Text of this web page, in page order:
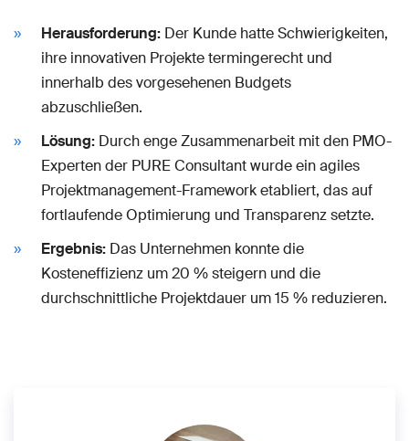
Herausforderung: Der Kunde hatte Schwierigkeiten,
ihre innovativen Projekte termingerecht und
innerhalb des vorgesehenen Budgets
abzuschließen.
Lösung: Durch enge Zusammenarbeit mit den PMO-
Experten der PURE Consultant wurde ein agiles
Projektmanagement-Framework etabliert, das auf
fortlaufende Optimierung und Transparenz setzte.
Ergebnis: Das Unternehmen konnte die
Kosteneffizienz um 20 % steigern und die
durchschnittliche Projektdauer um 15 % reduzieren.